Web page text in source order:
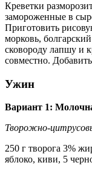
Креветки
замороженные в
Приготовить
морковь,
сковороду лапшу и
совместно.
Ужин
Вариант 1:
Творожно-
250 г творога 3%
яблоко, киви, 5